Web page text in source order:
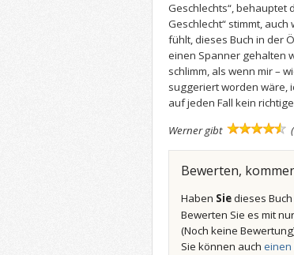
Geschlechts“, behauptet
Geschlecht“ stimmt,
fühlt, dieses Buch in der
einen Spanner gehalten
schlimm, als wenn mir –
suggeriert worden wäre,
auf jeden Fall kein
Werner gibt
Bewerten,
Haben Siedieses
Bewerten Sie es mit
(Noch keine
Sie können auch einen